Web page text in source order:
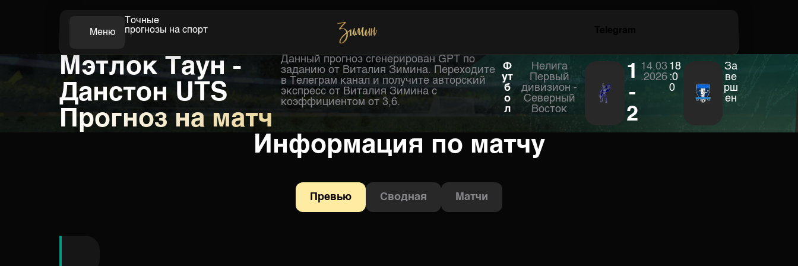
Меню
Точные
прогнозы на спорт
Футбол Хоккей
Мэтлок Таун -
Данстон UTS
Прогноз на матч
Данный прогноз сгенерирован GPT по
заданию от Виталия Зимина. Переходите
в Телеграм канал и получите авторский
экспресс от Виталия Зимина с
коэффициентом от 3,6.
Ф
ут
б
о
л
Нелига
Первый
дивизион -
Северный
Восток
1
-
2
14.03
.2026
18
:0
0
За
ве
рш
ен
Информация по матчу
Превью Сводная Матчи